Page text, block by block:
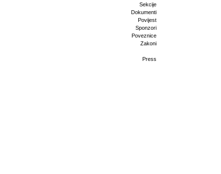
Sekcije
Dokumenti
Povijest
Sponzori
Poveznice
Zakoni
Press